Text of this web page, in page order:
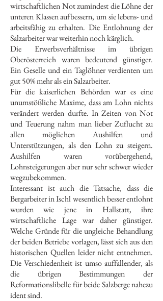
wirtschaftlichen Not zumindest die Löhne der
unteren Klassen aufbessern, um sie lebens- und
arbeitsfähig zu erhalten. Die Entlohnung der
Salzarbeiter war weiterhin noch kärglich.
Die Erwerbsverhältnisse im übrigen
Oberösterreich waren bedeutend günstiger.
Ein Geselle und ein Taglöhner verdienten um
gut 50% mehr als ein Salzarbeiter.
Für die kaiserlichen Behörden war es eine
unumstößliche Maxime, dass am Lohn nichts
verändert werden durfte. In Zeiten von Not
und Teuerung nahm man lieber Zuflucht zu
allen möglichen Aushilfen und
Unterstützungen, als den Lohn zu steigern.
Aushilfen waren vorübergehend,
Lohnsteigerungen aber nur sehr schwer wieder
wegzubekommen.
Interessant ist auch die Tatsache, dass die
Bergarbeiter in Ischl wesentlich besser entlohnt
wurden wie jene in Hallstatt, ihre
wirtschaftliche Lage war daher günstiger.
Welche Gründe für die ungleiche Behandlung
der beiden Betriebe vorlagen, lässt sich aus den
historischen Quellen leider nicht entnehmen.
Die Verschiedenheit ist umso auffallender, als
die übrigen Bestimmungen der
Reformationslibelle für beide Salzberge nahezu
ident sind.